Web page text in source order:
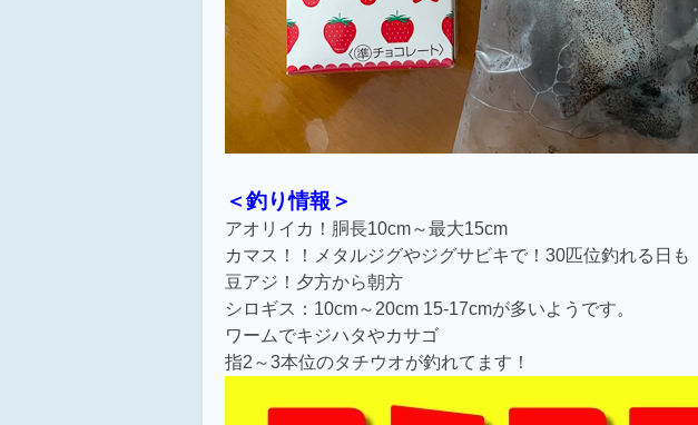
＜釣り情報＞
アオリイカ！胴長10cm～最大15cm
カマス！！
メタルジグやジグサビキで！30匹位釣れる日も
豆アジ！夕方から朝方
シロギス：10cm～20cm 15-17cmが多いようです。
ワームでキジハタやカサゴ
指2～3本位のタチウオが釣れてます！